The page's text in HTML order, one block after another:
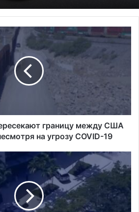
показало, что в Портленде
уровень угона
душу населения в США
границу между США
на угрозу COVID-19